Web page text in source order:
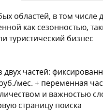
областей, в том числе
как сезонностью,
туристический бизнес
двух частей:
мес. + переменная
и важностью
страницу поиска